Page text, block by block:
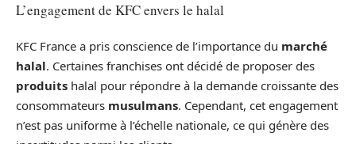
L’engagement de KFC envers le halal
KFC France a pris conscience de l’importance du marché
halal. Certaines franchises ont décidé de proposer des
produits halal pour répondre à la demande croissante des
consommateurs musulmans. Cependant, cet engagement
n’est pas uniforme à l’échelle nationale, ce qui génère des